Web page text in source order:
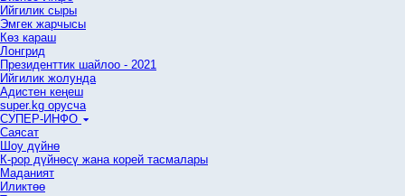
Ийгилик сыры
Эмгек жарчысы
Көз караш
Лонгрид
Президенттик шайлоо - 2021
Ийгилик жолунда
Адистен кеңеш
super.kg орусча
СУПЕР-ИНФО
Саясат
Шоу дүйнө
К-рор дүйнөсү жана корей тасмалары
Маданият
Иликтөө